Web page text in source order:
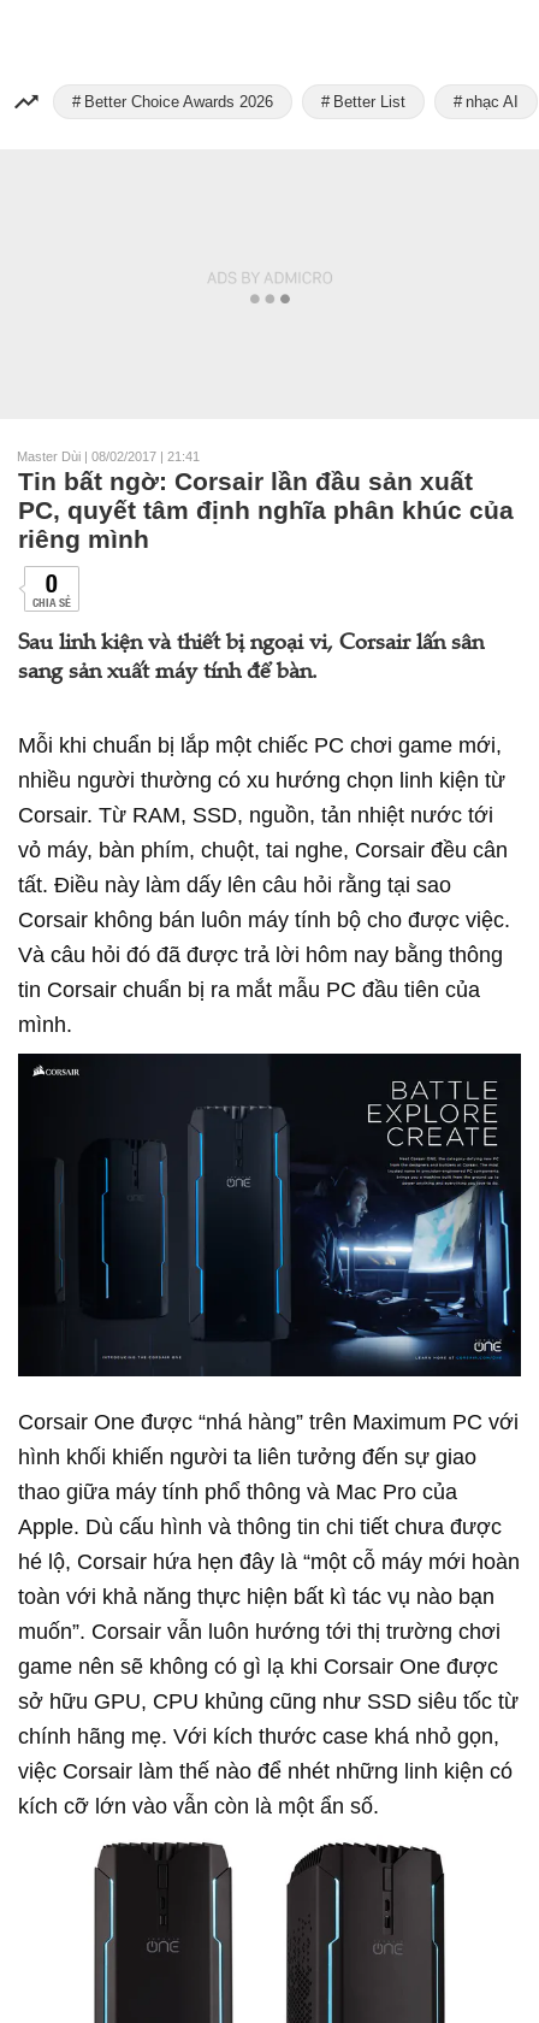
Better Choice Awards 2026 Better List nhạc AI
Master Dùi | 08/02/2017 | 21:41
Tin bất ngờ: Corsair lần đầu sản xuất
PC, quyết tâm định nghĩa phân khúc của
riêng mình
0
CHIA SẺ
Sau linh kiện và thiết bị ngoại vi, Corsair lấn sân
sang sản xuất máy tính để bàn.
Mỗi khi chuẩn bị lắp một chiếc PC chơi game mới,
nhiều người thường có xu hướng chọn linh kiện từ
Corsair. Từ RAM, SSD, nguồn, tản nhiệt nước tới
vỏ máy, bàn phím, chuột, tai nghe, Corsair đều cân
tất. Điều này làm dấy lên câu hỏi rằng tại sao
Corsair không bán luôn máy tính bộ cho được việc.
Và câu hỏi đó đã được trả lời hôm nay bằng thông
tin Corsair chuẩn bị ra mắt mẫu PC đầu tiên của
mình.
Corsair One được “nhá hàng” trên Maximum PC với
hình khối khiến người ta liên tưởng đến sự giao
thao giữa máy tính phổ thông và Mac Pro của
Apple. Dù cấu hình và thông tin chi tiết chưa được
hé lộ, Corsair hứa hẹn đây là “một cỗ máy mới hoàn
toàn với khả năng thực hiện bất kì tác vụ nào bạn
muốn”. Corsair vẫn luôn hướng tới thị trường chơi
game nên sẽ không có gì lạ khi Corsair One được
sở hữu GPU, CPU khủng cũng như SSD siêu tốc từ
chính hãng mẹ. Với kích thước case khá nhỏ gọn,
việc Corsair làm thế nào để nhét những linh kiện có
kích cỡ lớn vào vẫn còn là một ẩn số.